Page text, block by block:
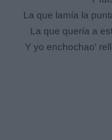
La que lamía la
La que quería a
Y yo enchochao'